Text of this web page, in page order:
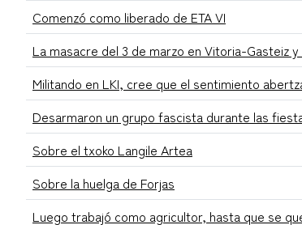
Comenzó como liberado de ETA VI
La masacre del 3 de marzo en Vitoria-Gasteiz
Militando en LKI, cree que el sentimiento
Desarmaron un grupo fascista durante las
Sobre el txoko Langile Artea
Sobre la huelga de Forjas
Luego trabajó como agricultor, hasta que se